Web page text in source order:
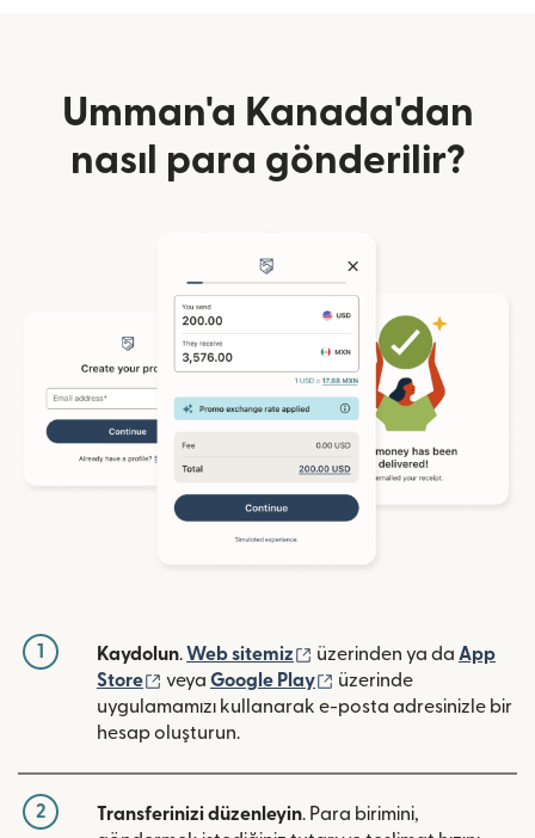
Umman'a Kanada'dan
nasıl para gönderilir?
1 Kaydolun.Web sitemiz (yeni pencerede açılır)
üzerinden ya da App
Store
(yeni pencerede açılır)
veya Google Play (yeni pencerede açılır)
üzerinde
uygulamamızı kullanarak e-posta adresinizle bir
hesap oluşturun.
2 Transferinizi düzenleyin. Para birimini,